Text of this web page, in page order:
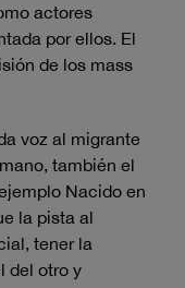
actores
por ellos. El
de los mass
voz al migrante
también el
Nacido en
la pista al
tener la
del otro y